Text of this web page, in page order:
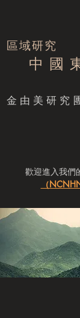
區域研究
中 國
金由美研究
歡迎進入我們
（